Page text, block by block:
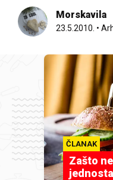
Morskavila
23.5.2010. •
ČLANAK
Zašto